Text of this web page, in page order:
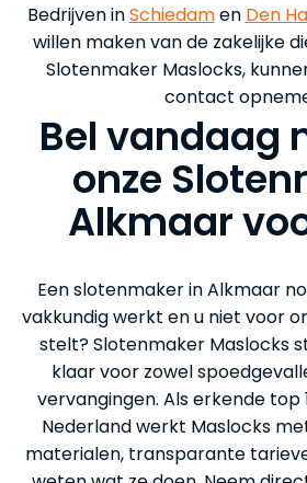
Bedrijven inSchiedamen Den
willen maken van de zakelijke
Slotenmaker Maslocks,
contact
Bel vandaag
onze
Alkmaar
Een slotenmaker in Alkmaar
vakkundig werkt en u niet voor
stelt? Slotenmaker Maslocks
klaar voor zowel
vervangingen. Als erkende top
Nederland werkt Maslocks
materialen, transparante